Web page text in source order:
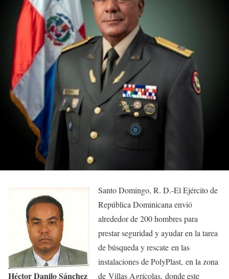
Héctor Danilo Sánchez
Santo Domingo, R. D.-El Ejército de
República Dominicana envió
alrededor de 200 hombres para
prestar seguridad y ayudar en la tarea
de búsqueda y rescate en las
instalaciones de PolyPlast, en la zona
de Villas Agrícolas, donde este